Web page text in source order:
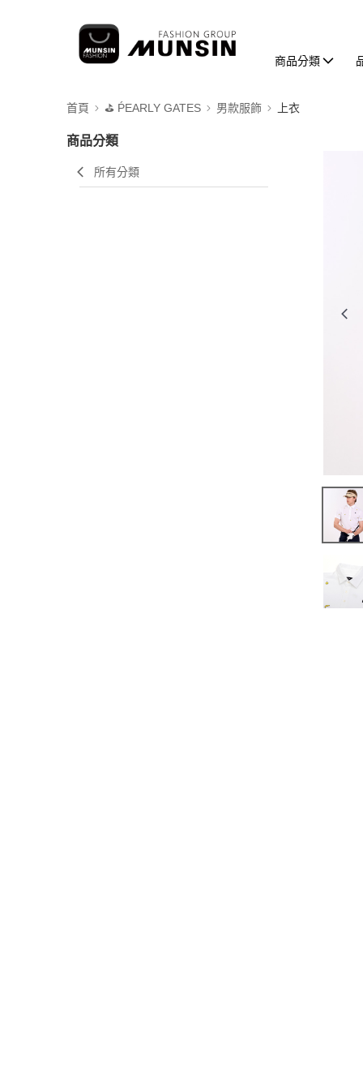
商品分類
首頁 ⛳️ ṔEARLY GATES 男款服飾 上衣
商品分類
所有分類